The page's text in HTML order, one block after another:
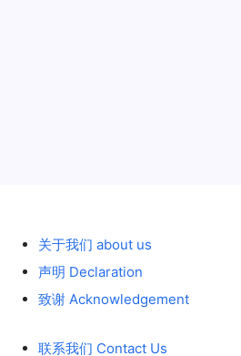
关于我们 about us
声明 Declaration
致谢 Acknowledgement
联系我们 Contact Us